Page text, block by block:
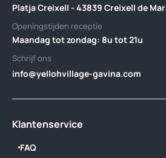
Platja Creixell - 43839 Creixell de Mar
Openingstijden receptie
Maandag tot zondag: 8u tot 21u
Schrijf ons
info@yellohvillage-gavina.com
Klantenservice
FAQ